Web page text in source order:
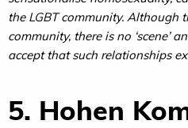
the LGBT community. Although
community, there is no ‘scene’
accept that such relationships
5. Hohen